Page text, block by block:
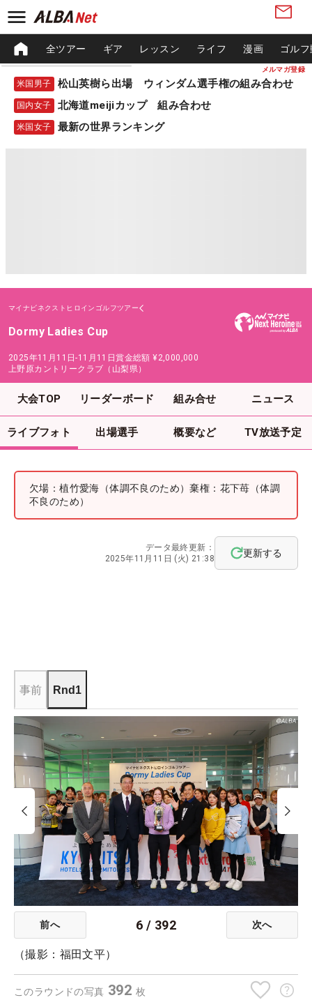
メルマガ登録
全ツアー ギア レッスン ライフ 漫画 ゴル
米国男子 松山英樹ら出場 ウィンダム選手権の組み合わせ
国内女子 北海道meijiカップ 組み合わせ
米国女子 最新の世界ランキング
マイナビネクストヒロインゴルフツアー
Dormy Ladies Cup
2025年11月11日-11月11日賞金総額 ¥2,000,000
上野原カントリークラブ（山梨県）
大会TOP リーダーボード 組み合せ ニュース
ライブフォト 出場選手 概要など TV放送予定
欠場：植竹愛海（体調不良のため）棄権：花下苺（体調
不良のため）
データ最終更新：
2025年11月11日 (火) 21:38
更新する
事前 Rnd1
前へ 6 / 392 次へ
（撮影：福田文平）
このラウンドの写真 392 枚